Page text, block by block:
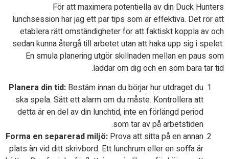
För att maximera potentiella av din Duck Hunters
lunchsession har jag ett par tips som är effektiva. Det rör att
etablera rätt omständigheter för att faktiskt koppla av och
sedan kunna återgå till arbetet utan att haka upp sig i spelet.
En smula planering utgör skillnaden mellan en paus som
laddar om dig och en som bara tar tid.
Planera din tid: Bestäm innan du börjar hur utdraget du
ska spela. Sätt ett alarm om du måste. Kontrollera att
detta är en del av din lunchtid, inte en förlängd period
som tar av på arbetstiden.
Forma en separerad miljö: Prova att sitta på en annan
plats än vid ditt skrivbord. Ett lunchrum eller en soffa är